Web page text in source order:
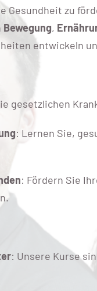
Gesundheit zu
Bewegung,
entwickeln
gesetzlichen
: Lernen Sie,
: Fördern Sie
: Unsere Kurse